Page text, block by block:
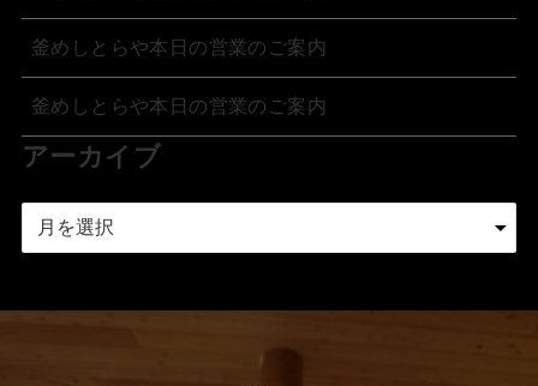
釜めしとらや本日の営業のご案内
釜めしとらや本日の営業のご案内
アーカイブ